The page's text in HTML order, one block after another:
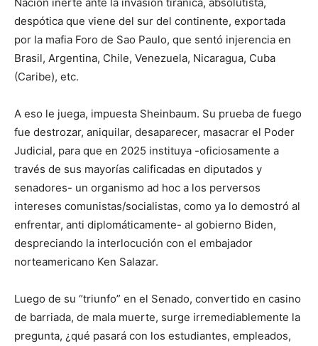
despótica que viene del sur del continente, exportada
por la mafia Foro de Sao Paulo, que sentó injerencia en
Brasil, Argentina, Chile, Venezuela, Nicaragua, Cuba
(Caribe), etc.
A eso le juega, impuesta Sheinbaum. Su prueba de fuego
fue destrozar, aniquilar, desaparecer, masacrar el Poder
Judicial, para que en 2025 instituya -oficiosamente a
través de sus mayorías calificadas en diputados y
senadores- un organismo ad hoc a los perversos
intereses comunistas/socialistas, como ya lo demostró al
enfrentar, anti diplomáticamente- al gobierno Biden,
despreciando la interlocución con el embajador
norteamericano Ken Salazar.
Luego de su “triunfo” en el Senado, convertido en casino
de barriada, de mala muerte, surge irremediablemente la
pregunta, ¿qué pasará con los estudiantes, empleados,